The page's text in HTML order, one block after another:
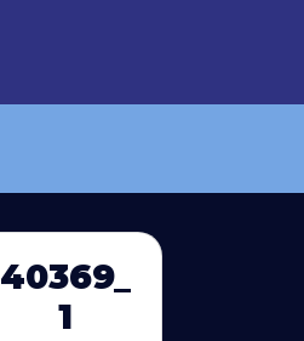
40369_
1